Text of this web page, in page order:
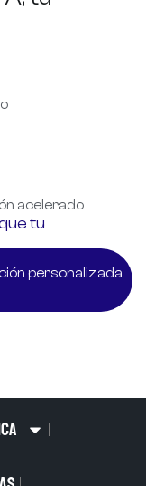
acelerado
tu
personalizada